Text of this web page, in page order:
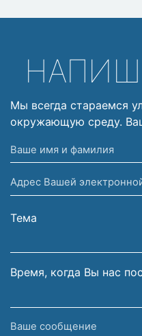
Мы всегда стараемся
окружающую среду.
Ваше
имя
и
фамилия
Адрес
Вашей
электронной
Тема
Время, когда Вы нас
Ваше